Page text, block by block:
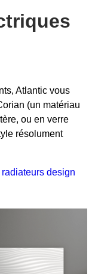
Atlantic vous
(un matériau
ou en verre
résolument
design